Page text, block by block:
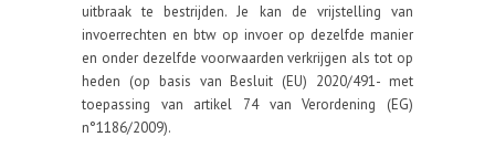
uitbraak te bestrijden. Je kan de vrijstelling van
invoerrechten en btw op invoer op dezelfde manier
en onder dezelfde voorwaarden verkrijgen als tot op
heden (op basis van Besluit (EU) 2020/491- met
toepassing van artikel 74 van Verordening (EG)
n°1186/2009).